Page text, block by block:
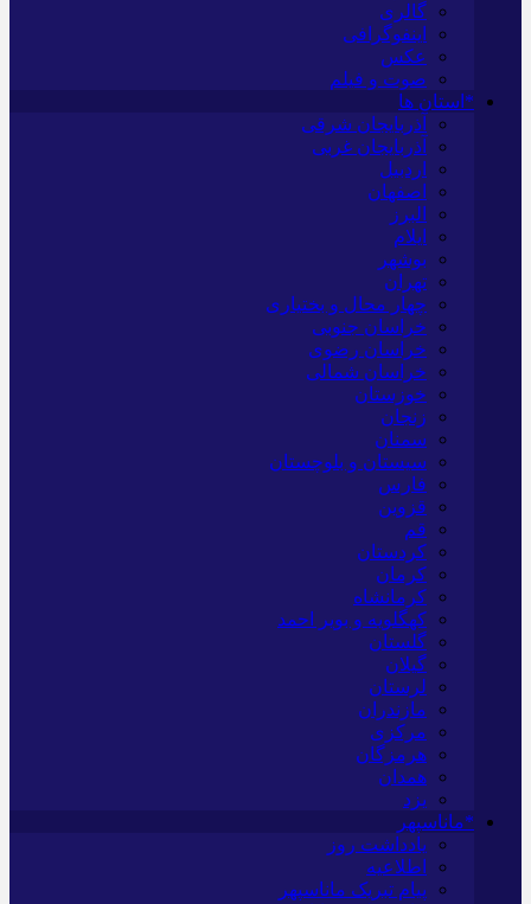
گالری
اینفوگرافی
عکس
صوت و فیلم
*استان ها
آذربایجان شرقی
آذربایجان غربی
اردبیل
اصفهان
البرز
ایلام
بوشهر
تهران
چهار محال و بختیاری
خراسان جنوبی
خراسان رضوی
خراسان شمالی
خوزستان
زنجان
سمنان
سیستان و بلوچستان
فارس
قزوین
قم
کردستان
کرمان
کرمانشاه
کهگلویه و بویر احمد
گلستان
گیلان
لرستان
مازندران
مرکزی
هرمزگان
همدان
یزد
*ماناسپهر
یادداشت روز
اطلاعیه
پیام تبریک ماناسپهر